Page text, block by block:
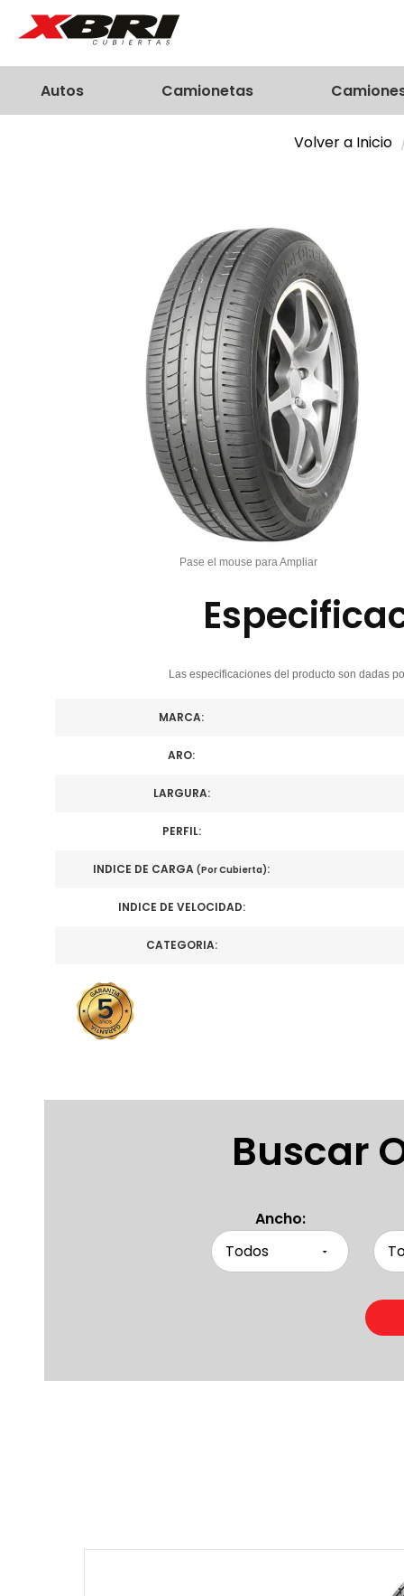
Autos Camionetas
Volver a Inicio
Pase el mouse para Ampliar
Las especificaciones del producto son dadas
MARCA:
ARO:
LARGURA:
PERFIL:
INDICE DE CARGA (Por Cubierta):
INDICE DE VELOCIDAD:
CATEGORIA:
Buscar
Ancho: